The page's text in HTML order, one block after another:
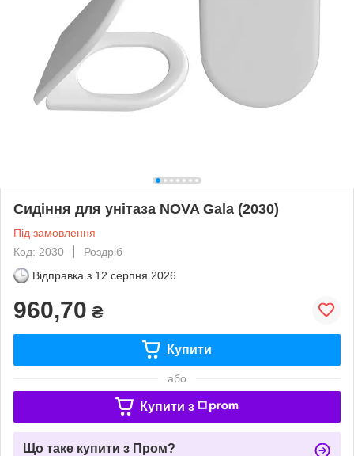
Сидіння для унітаза NOVA Gala (2030)
Під замовлення
Код: 2030
Роздріб
Відправка з 12 серпня 2026
960,70 ₴
Купити
або
Купити з
Що таке купити з Пром?